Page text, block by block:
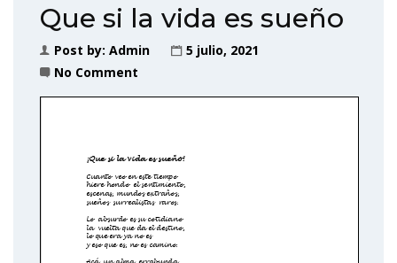
Que si la vida es sueño
Post by: Admin
5 julio, 2021
No Comment